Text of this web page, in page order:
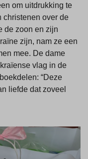
om uitdrukking te
christenen over de
de zoon en zijn
zijn, nam ze een
mee. De dame
vlag in de
“Deze
liefde dat zoveel